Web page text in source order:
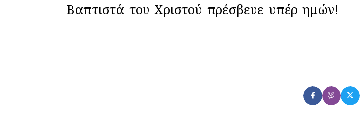
Βαπτιστά του Χριστού πρέσβευε υπέρ ημών!